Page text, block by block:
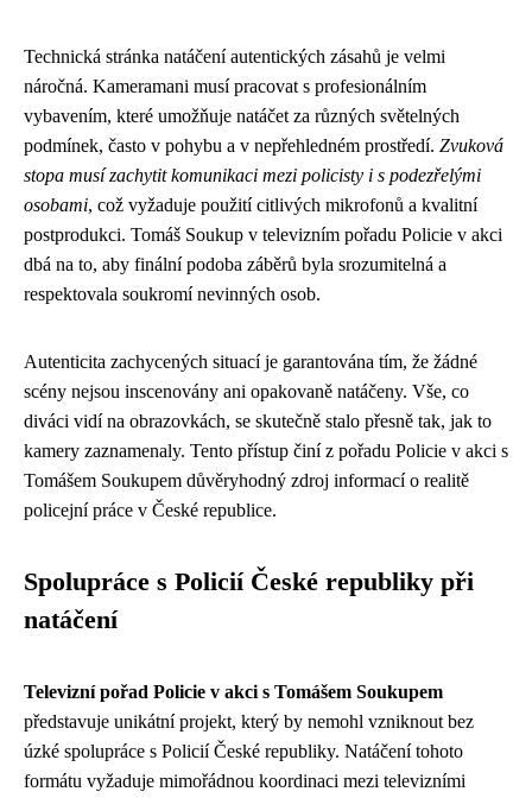
Technická stránka natáčení autentických zásahů je velmi
náročná. Kameramani musí pracovat s profesionálním
vybavením, které umožňuje natáčet za různých světelných
podmínek, často v pohybu a v nepřehledném prostředí. Zvuková
stopa musí zachytit komunikaci mezi policisty i s podezřelými
osobami, což vyžaduje použití citlivých mikrofonů a kvalitní
postprodukci. Tomáš Soukup v televizním pořadu Policie v akci
dbá na to, aby finální podoba záběrů byla srozumitelná a
respektovala soukromí nevinných osob.
Autenticita zachycených situací je garantována tím, že žádné
scény nejsou inscenovány ani opakovaně natáčeny. Vše, co
diváci vidí na obrazovkách, se skutečně stalo přesně tak, jak to
kamery zaznamenaly. Tento přístup činí z pořadu Policie v akci s
Tomášem Soukupem důvěryhodný zdroj informací o realitě
policejní práce v České republice.
Spolupráce s Policií České republiky při
natáčení
Televizní pořad Policie v akci s Tomášem Soukupem
představuje unikátní projekt, který by nemohl vzniknout bez
úzké spolupráce s Policií České republiky. Natáčení tohoto
formátu vyžaduje mimořádnou koordinaci mezi televizními